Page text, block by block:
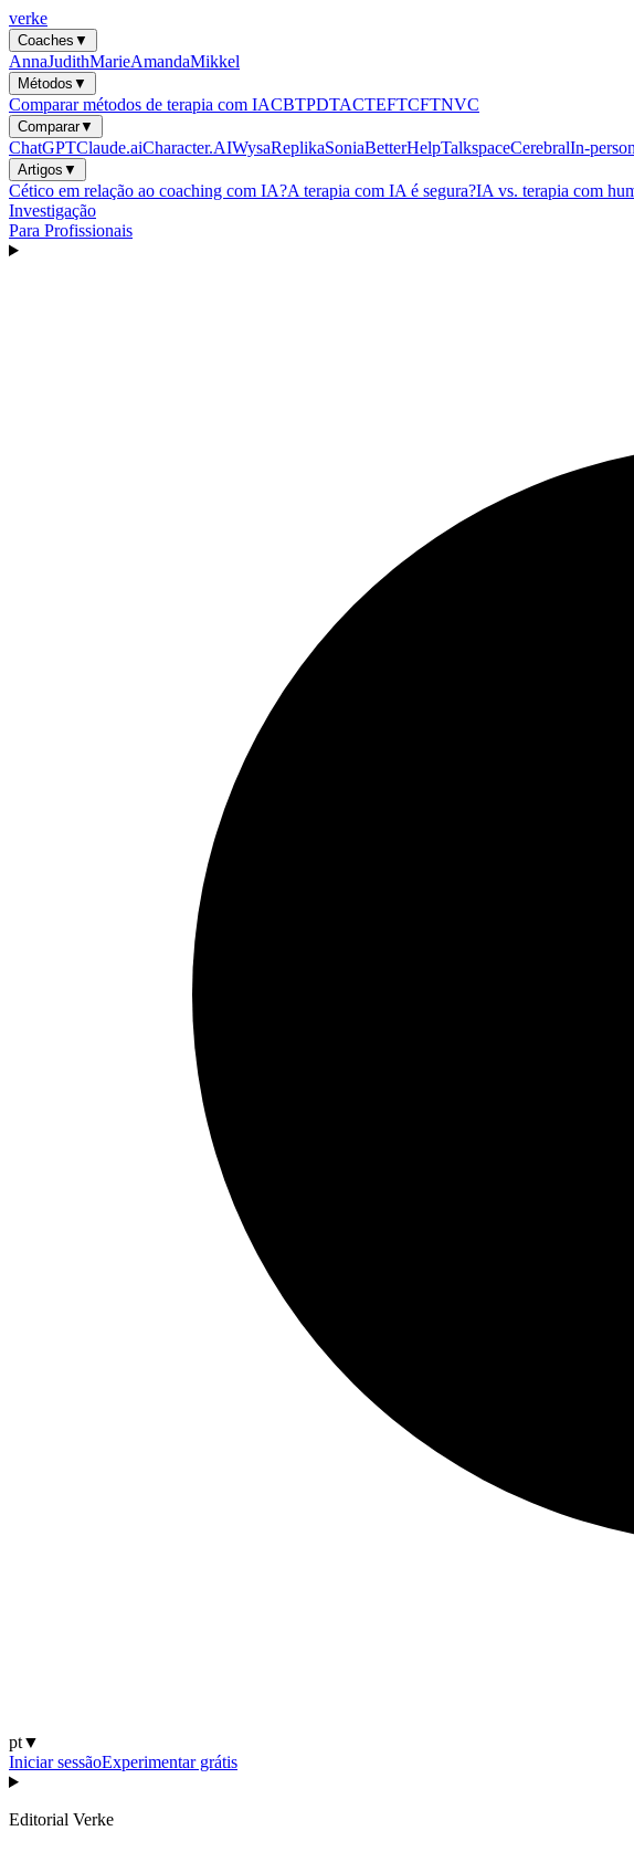
verke
Coaches ▼
AnnaJudithMarieAmandaMikkel
Métodos ▼
Comparar métodos de terapia com IACBTPDTACTEFTCFTNVC
Comparar▼
ChatGPTClaude.aiCharacter.AIWysaReplikaSoniaBetterHelpTalkspaceCerebralIn-
Artigos ▼
Cético em relação ao coaching com IA?A terapia com IA é segura?IA vs. terapia com
Investigação
Para Profissionais
pt▼
Iniciar sessãoExperimentar grátis
Editorial Verke